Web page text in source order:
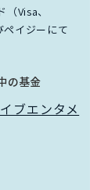
（Visa、
イジーにて
の基金
ブエンタメ